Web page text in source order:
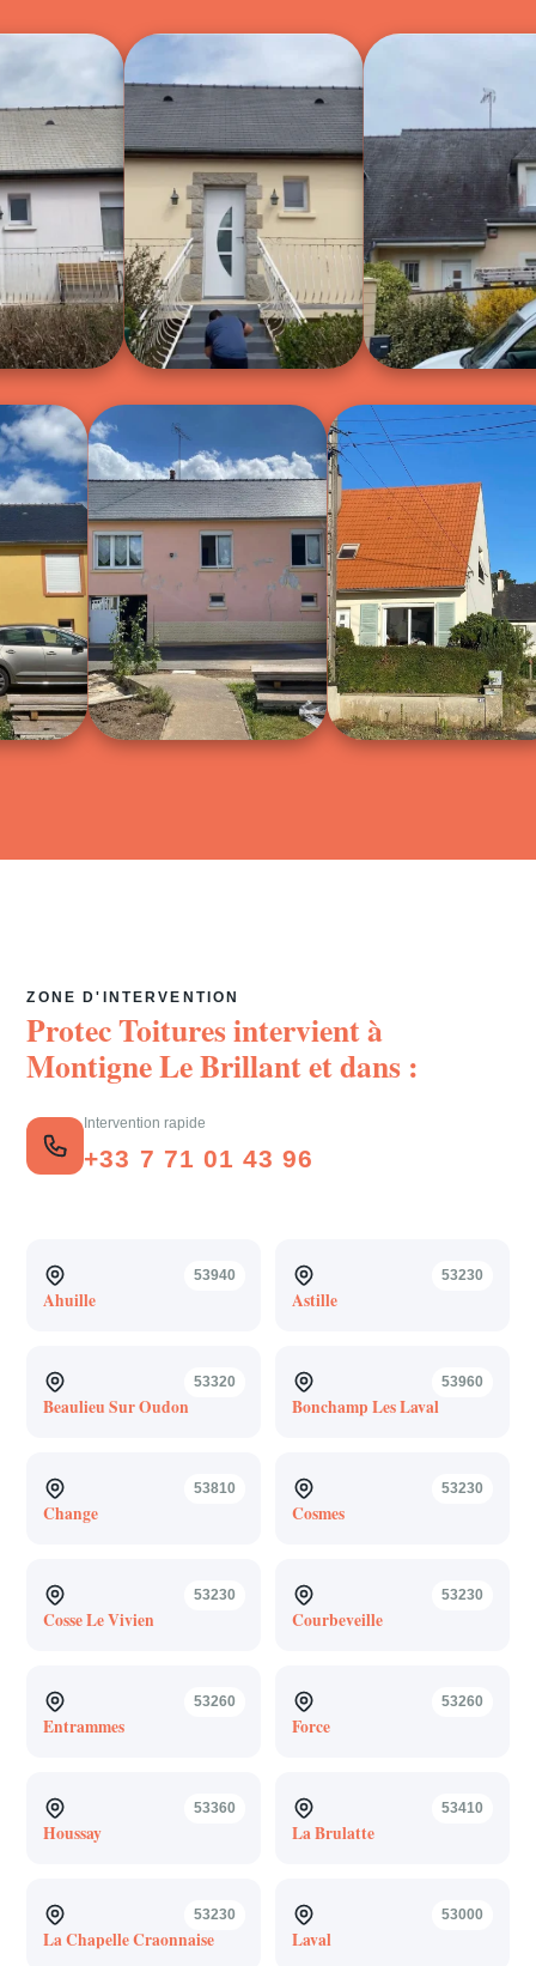
ZONE D'INTERVENTION
Protec Toitures intervient à
Montigne Le Brillantet dans :
Intervention rapide
+33 7 71 01 43 96
53940
Ahuille
53230
Astille
53320
Beaulieu Sur Oudon
53960
Bonchamp Les Laval
53810
Change
53230
Cosmes
53230
Cosse Le Vivien
53230
Courbeveille
53260
Entrammes
53260
Force
53360
Houssay
53410
La Brulatte
53230
La Chapelle Craonnaise
53000
Laval